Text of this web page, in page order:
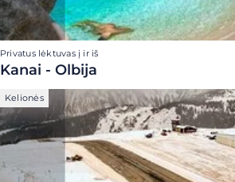
Privatus lėktuvas į ir iš
Kanai - Olbija
Kelionės